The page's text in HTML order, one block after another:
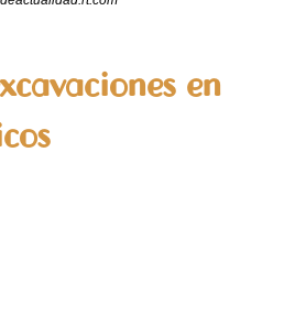
en